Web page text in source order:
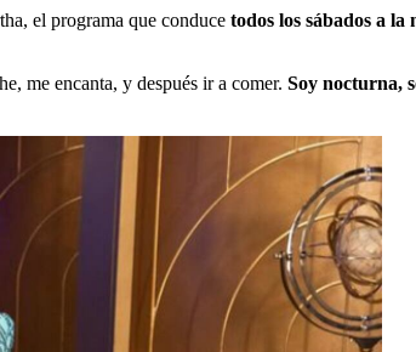
el programa que conduce todos los sábados a la
me encanta, y después ir a comer. Soy nocturna,